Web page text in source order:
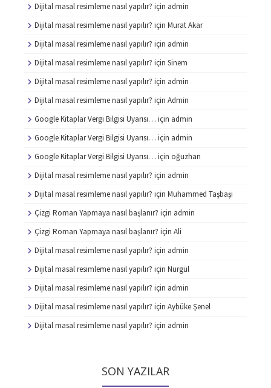
Dijital masal resimleme nasıl yapılır? için admin
Dijital masal resimleme nasıl yapılır? için Murat Akar
Dijital masal resimleme nasıl yapılır? için admin
Dijital masal resimleme nasıl yapılır? için Sinem
Dijital masal resimleme nasıl yapılır? için admin
Dijital masal resimleme nasıl yapılır? için Admin
Google Kitaplar Vergi Bilgisi Uyarısı… için admin
Google Kitaplar Vergi Bilgisi Uyarısı… için admin
Google Kitaplar Vergi Bilgisi Uyarısı… için oğuzhan
Dijital masal resimleme nasıl yapılır? için admin
Dijital masal resimleme nasıl yapılır? için Muhammed Taşbaşi
Çizgi Roman Yapmaya nasıl başlanır? için admin
Çizgi Roman Yapmaya nasıl başlanır? için Ali
Dijital masal resimleme nasıl yapılır? için admin
Dijital masal resimleme nasıl yapılır? için Nurgül
Dijital masal resimleme nasıl yapılır? için admin
Dijital masal resimleme nasıl yapılır? için Aybüke Şenel
Dijital masal resimleme nasıl yapılır? için admin
SON YAZILAR